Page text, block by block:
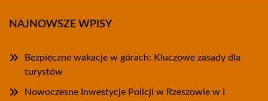
NAJNOWSZE WPISY
Bezpieczne wakacje w górach: Kluczowe zasady dla
turystów
Nowoczesne Inwestycje Policji w Rzeszowie w I